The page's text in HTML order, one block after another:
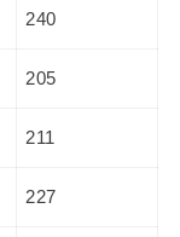
240
205
211
227